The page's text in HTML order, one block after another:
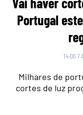
Portugal
14:00 7
Milhares de
cortes de luz